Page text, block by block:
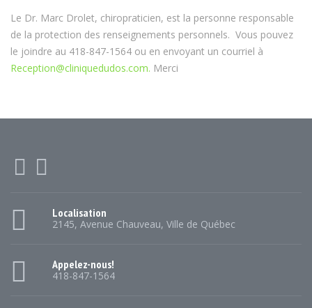
Le Dr. Marc Drolet, chiropraticien, est la personne responsable
de la protection des renseignements personnels. Vous pouvez
le joindre au 418-847-1564 ou en envoyant un courriel à
Reception@cliniquedudos.com. Merci
Localisation
2145, Avenue Chauveau, Ville de Québec
Appelez-nous!
418-847-1564